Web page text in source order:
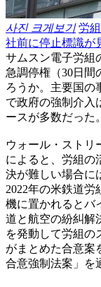
사진 크게보기 労
社前に停止標識が
サムスン電子労組
急調停権（30日間
ろうか。主要国の
で政府の強制介入
ースが多数だった。
ウォール・ストリ
によると、労組の
決が難しい場合に
2022年の米鉄道
機に置かれるとバ
道と航空の紛糾解
を発動して労組の
がまとめた合意案
合意強制法案」を